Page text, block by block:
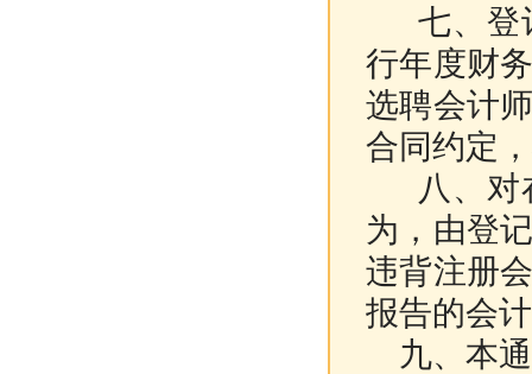
七、登
行年度财
选聘会计
合同约定
八、对
为，由登
违背注册
报告的会
九、本通